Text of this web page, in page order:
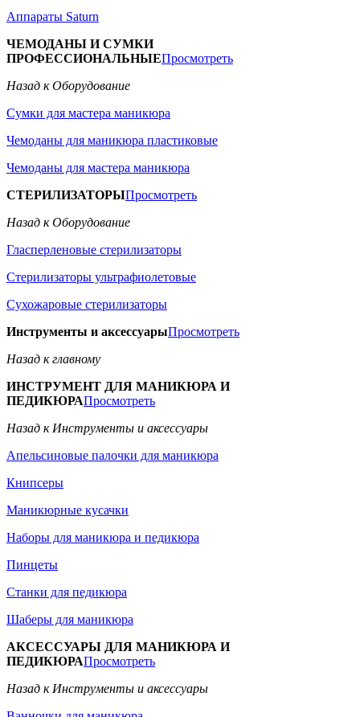
Аппараты Saturn
ЧЕМОДАНЫ И СУМКИ
ПРОФЕССИОНАЛЬНЫЕПросмотреть
Назад к Оборудование
Сумки для мастера маникюра
Чемоданы для маникюра пластиковые
Чемоданы для мастера маникюра
СТЕРИЛИЗАТОРЫПросмотреть
Назад к Оборудование
Гласперленовые стерилизаторы
Стерилизаторы ультрафиолетовые
Сухожаровые стерилизаторы
Инструменты и аксессуарыПросмотреть
Назад к главному
ИНСТРУМЕНТ ДЛЯ МАНИКЮРА И
ПЕДИКЮРАПросмотреть
Назад к Инструменты и аксессуары
Апельсиновые палочки для маникюра
Книпсеры
Маникюрные кусачки
Наборы для маникюра и педикюра
Пинцеты
Станки для педикюра
Шаберы для маникюра
АКСЕССУАРЫ ДЛЯ МАНИКЮРА И
ПЕДИКЮРАПросмотреть
Назад к Инструменты и аксессуары